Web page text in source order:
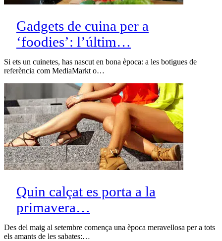
Gadgets de cuina per a
‘foodies’: l’últim…
Si ets un cuinetes, has nascut en bona època: a les botigues de
referència com MediaMarkt o…
Quin calçat es porta a la
primavera…
Des del maig al setembre comença una època meravellosa per a tots
els amants de les sabates:…